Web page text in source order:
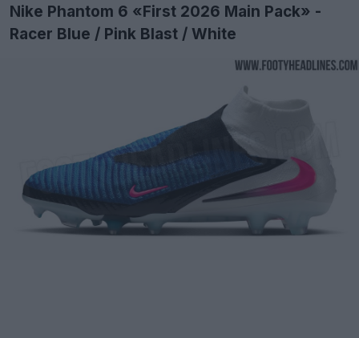
Nike Phantom 6 «First 2026 Main Pack» -
Racer Blue / Pink Blast / White